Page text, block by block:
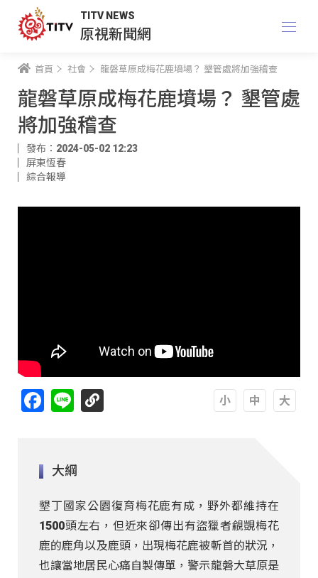
TITV NEWS
原視新聞網
首頁 社會 龍磐草原成梅花鹿墳場？ 墾管處將加強稽查
龍磐草原成梅花鹿墳場？ 墾管處
將加強稽查
發布：2024-05-02 12:23
屏東恆春
綜合報導
Facebook
Line
大綱
墾丁國家公園復育梅花鹿有成，野外都維持在
1500頭左右，但近來卻傳出有盜獵者覦覬梅花
鹿的鹿角以及鹿頭，出現梅花鹿被斬首的狀況，
也讓當地居民心痛自製傳單，警示龍磐大草原是